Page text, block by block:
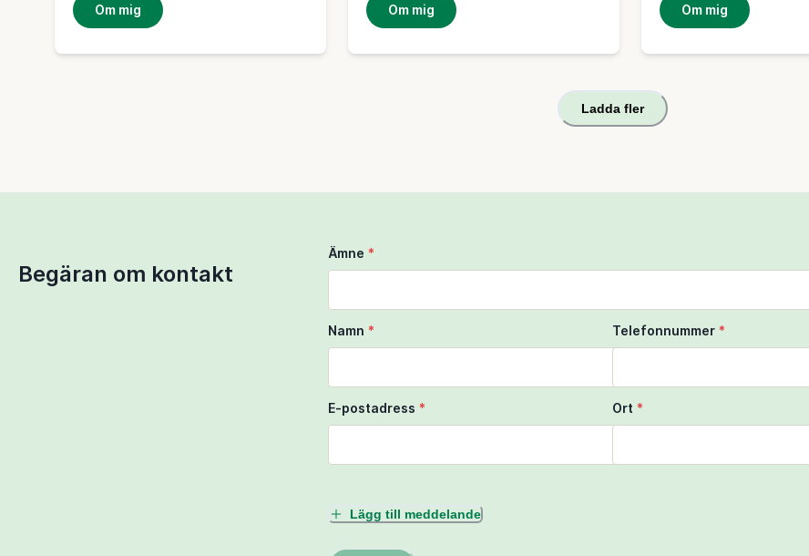
Om mig Om mig Om mig
Ladda fler
Begäran om kontakt
Ämne *
Namn * Telefonnummer *
E-postadress * Ort *
Lägg till meddelande